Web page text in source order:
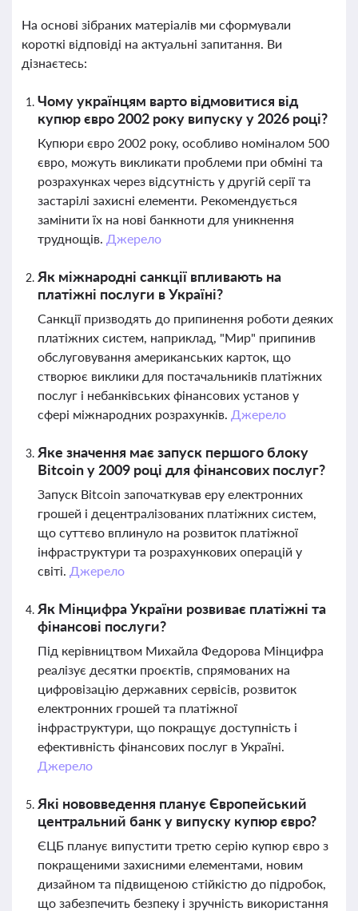
На основі зібраних матеріалів ми сформували
короткі відповіді на актуальні запитання. Ви
дізнаєтесь:
Чому українцям варто відмовитися від
купюр євро 2002 року випуску у 2026 році?
Купюри євро 2002 року, особливо номіналом 500
євро, можуть викликати проблеми при обміні та
розрахунках через відсутність у другій серії та
застарілі захисні елементи. Рекомендується
замінити їх на нові банкноти для уникнення
труднощів. Джерело
Як міжнародні санкції впливають на
платіжні послуги в Україні?
Санкції призводять до припинення роботи деяких
платіжних систем, наприклад, "Мир" припинив
обслуговування американських карток, що
створює виклики для постачальників платіжних
послуг і небанківських фінансових установ у
сфері міжнародних розрахунків. Джерело
Яке значення має запуск першого блоку
Bitcoin у 2009 році для фінансових послуг?
Запуск Bitcoin започаткував еру електронних
грошей і децентралізованих платіжних систем,
що суттєво вплинуло на розвиток платіжної
інфраструктури та розрахункових операцій у
світі. Джерело
Як Мінцифра України розвиває платіжні та
фінансові послуги?
Під керівництвом Михайла Федорова Мінцифра
реалізує десятки проєктів, спрямованих на
цифровізацію державних сервісів, розвиток
електронних грошей та платіжної
інфраструктури, що покращує доступність і
ефективність фінансових послуг в Україні.
Джерело
Які нововведення планує Європейський
центральний банк у випуску купюр євро?
ЄЦБ планує випустити третю серію купюр євро з
покращеними захисними елементами, новим
дизайном та підвищеною стійкістю до підробок,
що забезпечить безпеку і зручність використання